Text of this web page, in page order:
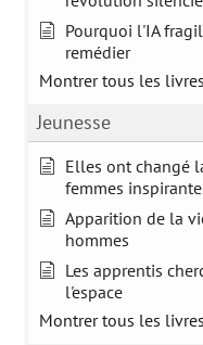
Pourquoi l'IA
remédier
Montrer tous les livres
Jeunesse
Elles ont changé
femmes
Apparition de la
hommes
Les apprentis
l'espace
Montrer tous les livres